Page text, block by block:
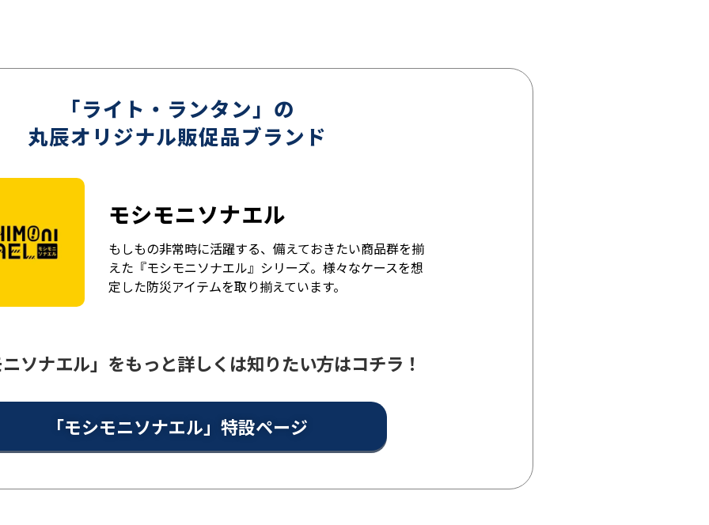
「ライト・ランタン」の
丸辰オリジナル販促品ブランド
モシモニソナエル
もしもの非常時に活躍する、備えておきたい商品群を揃
えた『モシモニソナエル』シリーズ。様々なケースを想
定した防災アイテムを取り揃えています。
ソナエル」をもっと詳しく は知りたい方はコチラ！
「モシモニソナエル」 特設ページ